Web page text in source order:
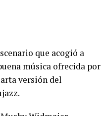
que acogió a
música ofrecida por
versión del